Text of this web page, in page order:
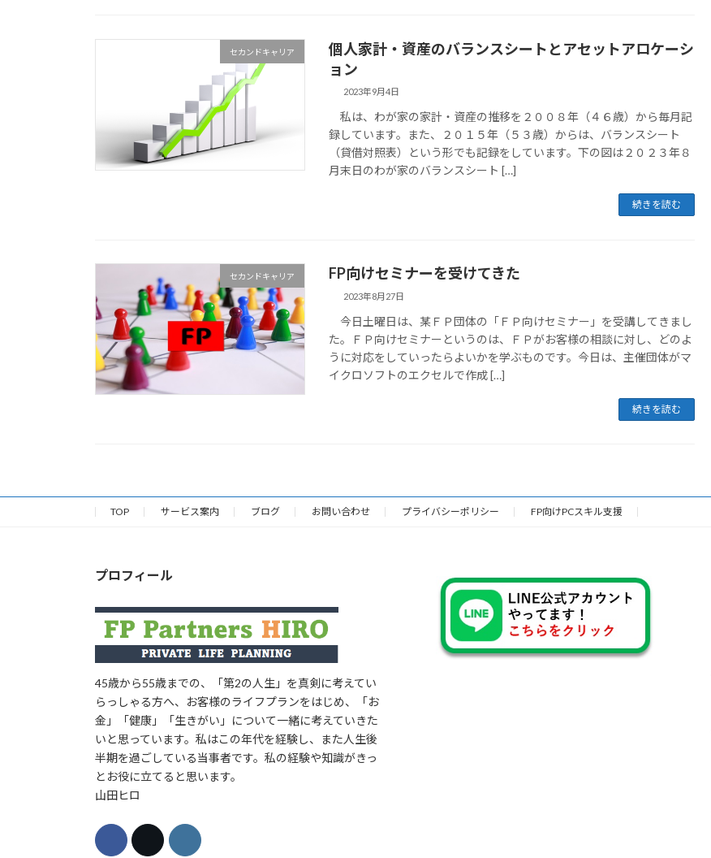
セカンドキャリア
個人家計・資産のバランスシートとアセットアロケーシ
ョン
2023年9月4日
私は、わが家の家計・資産の推移を２００８年（４６歳）から毎月記
録しています。また、２０１５年（５３歳）からは、バランスシート
（貸借対照表）という形でも記録をしています。下の図は２０２３年８
月末日のわが家のバランスシート […]
続きを読む
セカンドキャリア FP向けセミナーを受けてきた
2023年8月27日
今日土曜日は、某ＦＰ団体の「ＦＰ向けセミナー」を受講してきまし
た。ＦＰ向けセミナーというのは、ＦＰがお客様の相談に対し、どのよ
うに対応をしていったらよいかを学ぶものです。今日は、主催団体がマ
イクロソフトのエクセルで作成 […]
続きを読む
TOP サービス案内 ブログ お問い合わせ プライバシーポリシー FP向けPCスキル支援
プロフィール
45歳から55歳までの、「第2の人生」を真剣に考えてい
らっしゃる方へ、お客様のライフプランをはじめ、「お
金」「健康」「生きがい」について一緒に考えていきた
いと思っています。私はこの年代を経験し、また人生後
半期を過ごしている当事者です。私の経験や知識がきっ
とお役に立てると思います。
山田ヒロ